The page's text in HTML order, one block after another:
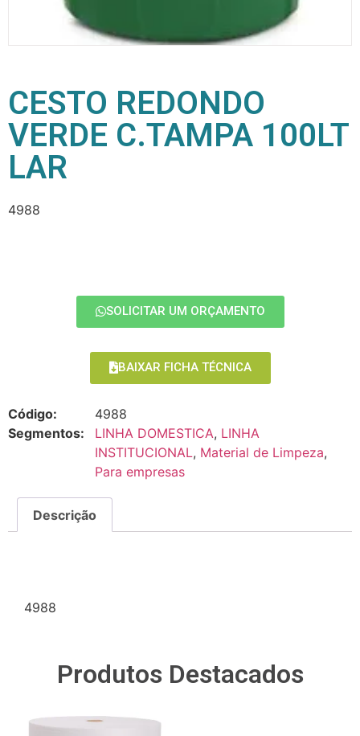
CESTO REDONDO
VERDE C.TAMPA 100LT
LAR
4988
SOLICITAR UM ORÇAMENTO
BAIXAR FICHA TÉCNICA
Código:
4988
Segmentos:
LINHA DOMESTICA, LINHA
INSTITUCIONAL, Material de Limpeza,
Para empresas
Descrição
4988
Produtos Destacados